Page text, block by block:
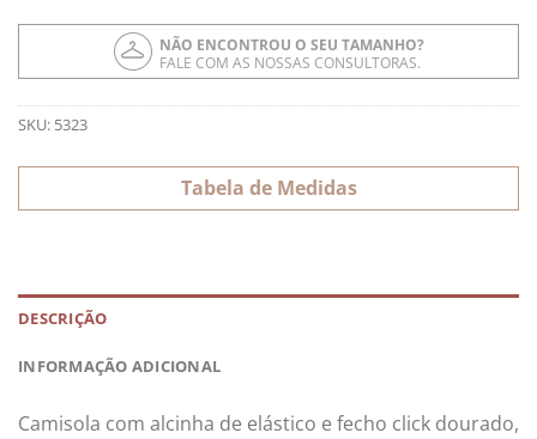
NÃO ENCONTROU O SEU TAMANHO?
FALE COM AS NOSSAS CONSULTORAS.
SKU: 5323
Tabela de Medidas
DESCRIÇÃO
INFORMAÇÃO ADICIONAL
Camisola com alcinha de elástico e fecho click dourado,